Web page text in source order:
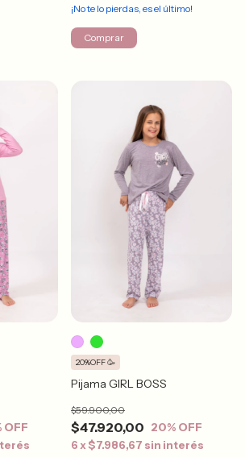
¡No te lo pierdas, es el último!
Comprar
OFF
Pijama GIRL BOSS
$47.920,00
$59.900,00
20% OFF
6 x$7.986,67 sin interés
20%OFF 🥳